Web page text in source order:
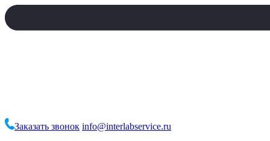
Заказать звонок info@interlabservice.ru